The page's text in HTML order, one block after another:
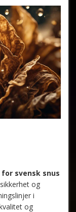
svensk snus
og
i
og